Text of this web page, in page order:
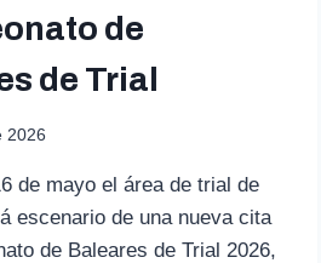
de
de Trial
2026
de mayo el área de trial de
escenario de una nueva cita
de Baleares de Trial 2026,